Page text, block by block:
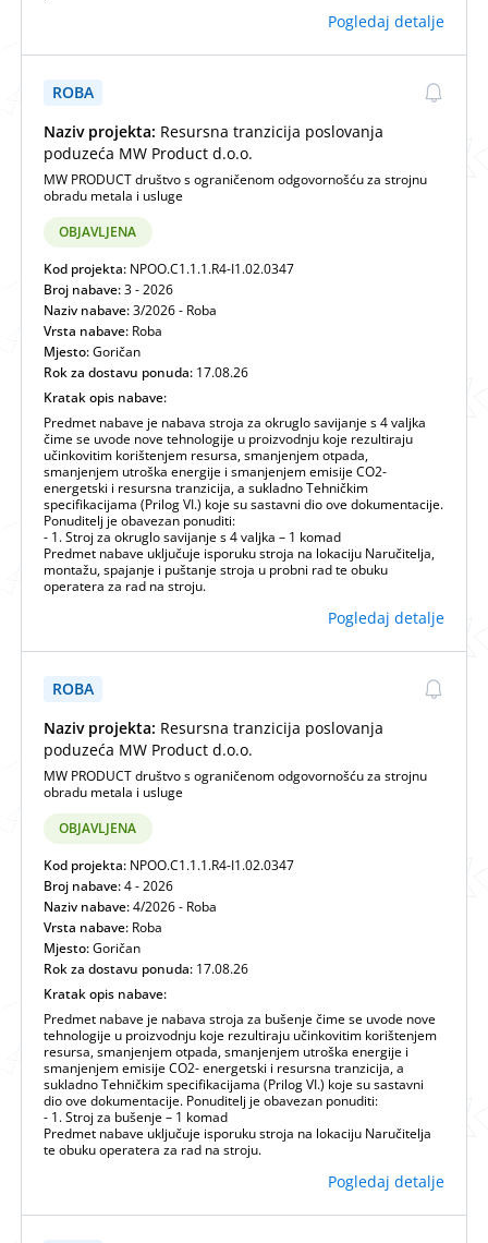
Pogledaj detalje
ROBA
Naziv projekta: Resursna tranzicija poslovanja
poduzeća MW Product d.o.o.
MW PRODUCT društvo s ograničenom odgovornošću za strojnu
obradu metala i usluge
OBJAVLJENA
Kod projekta: NPOO.C1.1.1.R4-I1.02.0347
Broj nabave:3 - 2026
Naziv nabave:3/2026 - Roba
Vrsta nabave: Roba
Mjesto:Goričan
Rok za dostavu ponuda: 17.08.26
Kratak opis nabave:
Predmet nabave je nabava stroja za okruglo savijanje s 4 valjka
čime se uvode nove tehnologije u proizvodnju koje rezultiraju
učinkovitim korištenjem resursa, smanjenjem otpada,
smanjenjem utroška energije i smanjenjem emisije CO2-
energetski i resursna tranzicija, a sukladno Tehničkim
specifikacijama (Prilog VI.) koje su sastavni dio ove dokumentacije.
Ponuditelj je obavezan ponuditi:
- 1. Stroj za okruglo savijanje s 4 valjka – 1 komad
Predmet nabave uključuje isporuku stroja na lokaciju Naručitelja,
montažu, spajanje i puštanje stroja u probni rad te obuku
operatera za rad na stroju.
Pogledaj detalje
ROBA
Naziv projekta: Resursna tranzicija poslovanja
poduzeća MW Product d.o.o.
MW PRODUCT društvo s ograničenom odgovornošću za strojnu
obradu metala i usluge
OBJAVLJENA
Kod projekta: NPOO.C1.1.1.R4-I1.02.0347
Broj nabave:4 - 2026
Naziv nabave:4/2026 - Roba
Vrsta nabave: Roba
Mjesto:Goričan
Rok za dostavu ponuda: 17.08.26
Kratak opis nabave:
Predmet nabave je nabava stroja za bušenje čime se uvode nove
tehnologije u proizvodnju koje rezultiraju učinkovitim korištenjem
resursa, smanjenjem otpada, smanjenjem utroška energije i
smanjenjem emisije CO2- energetski i resursna tranzicija, a
sukladno Tehničkim specifikacijama (Prilog VI.) koje su sastavni
dio ove dokumentacije. Ponuditelj je obavezan ponuditi:
- 1. Stroj za bušenje – 1 komad
Predmet nabave uključuje isporuku stroja na lokaciju Naručitelja
te obuku operatera za rad na stroju.
Pogledaj detalje